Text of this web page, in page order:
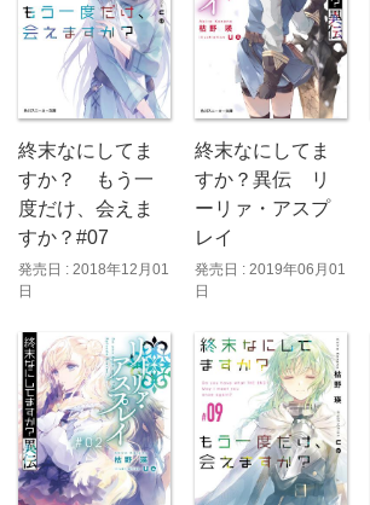
終末なにしてま
すか？ もう一
度だけ、会えま
すか？#07
発売日 : 2018年12月01
日
終末なにしてま
すか？異伝 リ
ーリァ・アスプ
レイ
発売日 : 2019年06月01
日